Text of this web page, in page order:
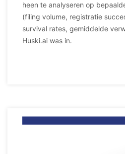
heen te analyseren op
(filing volume, registratie
survival rates, gemiddelde
Huski.ai was in.